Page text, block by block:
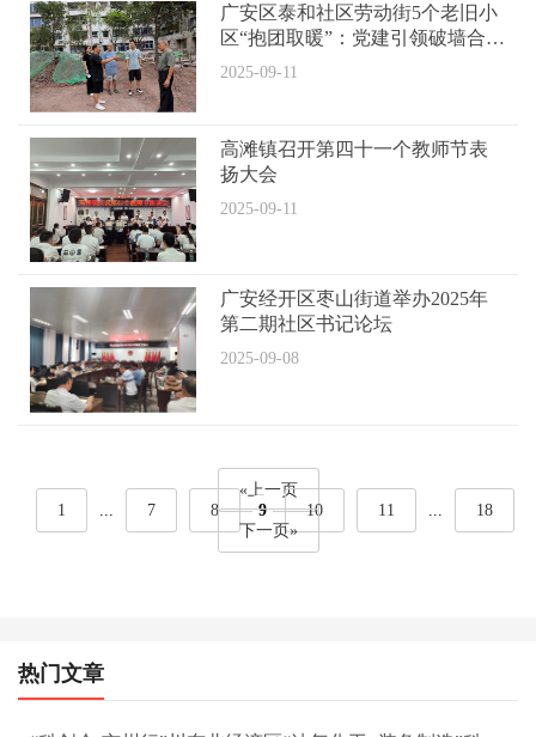
广安区泰和社区劳动街5个老旧小
区“抱团取暖”：党建引领破墙合管
老街坊焕发新生机
2025-09-11
高滩镇召开第四十一个教师节表
扬大会
2025-09-11
广安经开区枣山街道举办2025年
第二期社区书记论坛
2025-09-08
«上一页
1
7 8 9 10 11
18
下一页»
热门文章